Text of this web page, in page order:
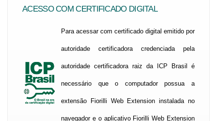
ACESSO COM CERTIFICADO DIGITAL
Para acessar com certificado digital emitido por
autoridade certificadora credenciada pela
autoridade certificadora raiz da ICP Brasil é
necessário que o computador possua a
extensão Fiorilli Web Extension instalada no
navegador e o aplicativo Fiorilli Web Extension